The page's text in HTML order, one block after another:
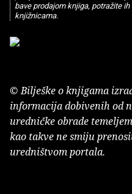
bave prodajom knjiga, potražite
knjižnicama.
© Bilješke o knjigama
informacija dobivenih od
uredničke obrade
kao takve ne smiju
uredništvom portala.